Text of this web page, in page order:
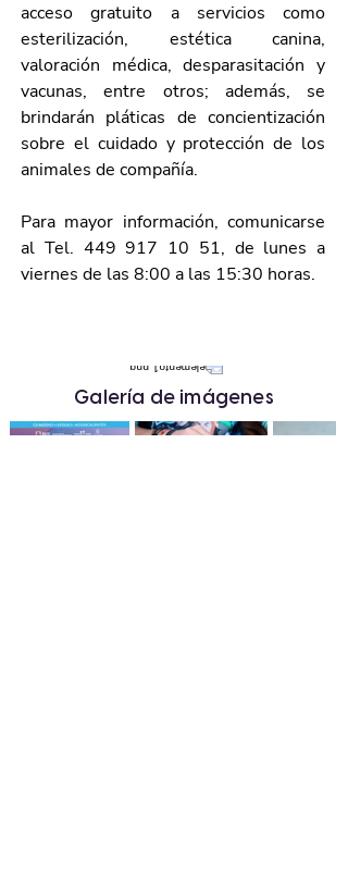
acceso gratuito a servicios como
esterilización, estética canina,
valoración médica, desparasitación y
vacunas, entre otros; además, se
brindarán pláticas de concientización
sobre el cuidado y protección de los
animales de compañía.
Para mayor información, comunicarse
al Tel. 449 917 10 51, de lunes a
viernes de las 8:00 a las 15:30 horas.
Galería de imágenes